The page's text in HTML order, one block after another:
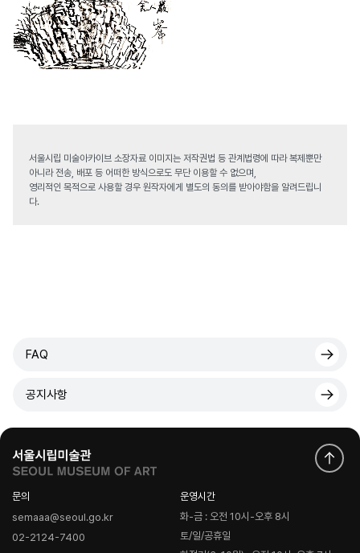
서울시립 미술아카이브 소장자료 이미지는 저작권법 등 관계법령에 따라 복제뿐만
아니라 전송, 배포 등 어떠한 방식으로도 무단 이용할 수 없으며,
영리적인 목적으로 사용할 경우 원작자에게 별도의 동의를 받아야함을 알려드립니
다.
FAQ
공지사항
문의
semaaa@seoul.go.kr
02-2124-7400
운영시간
화-금 : 오전 10시-오후 8시
토/일/공휴일